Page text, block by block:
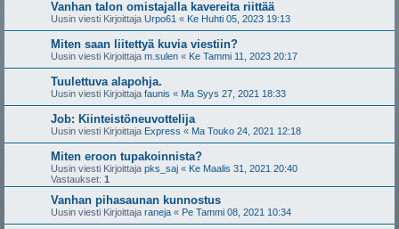
Vanhan talon omistajalla kavereita riittää
Uusin viesti Kirjoittaja Urpo61 « Ke Huhti 05, 2023 19:13
Miten saan liitettyä kuvia viestiin?
Uusin viesti Kirjoittaja m.sulen « Ke Tammi 11, 2023 20:17
Tuulettuva alapohja.
Uusin viesti Kirjoittaja faunis « Ma Syys 27, 2021 18:33
Job: Kiinteistöneuvottelija
Uusin viesti Kirjoittaja Express « Ma Touko 24, 2021 12:18
Miten eroon tupakoinnista?
Uusin viesti Kirjoittaja pks_saj « Ke Maalis 31, 2021 20:40
Vastaukset: 1
Vanhan pihasaunan kunnostus
Uusin viesti Kirjoittaja raneja « Pe Tammi 08, 2021 10:34